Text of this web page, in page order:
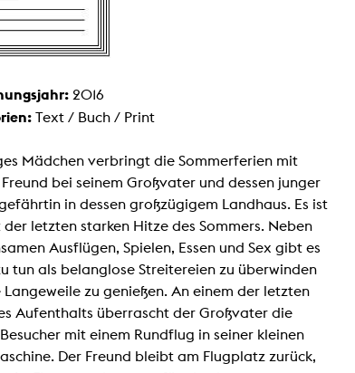
2016
Text / Buch / Print
Mädchen verbringt die Sommerferien mit
bei seinem Großvater und dessen junger
in dessen großzügigem Landhaus. Es ist
der letzten starken Hitze des Sommers. Neben
Ausflügen, Spielen, Essen und Sex gibt es
tun als belanglose Streitereien zu überwinden
Langeweile zu genießen. An einem der letzten
Aufenthalts überrascht der Großvater die
mit einem Rundflug in seiner kleinen
Der Freund bleibt am Flugplatz zurück,
Malerei / Skulptur
Multispecies Storytelling
Videokunst / Performance
und Medienwissenschaften
mit erweitertem Materialbegriff
Studies in Künsten und Wissenschaft
Labore / Studios
Animationsstudio
Aula
Case – Projektraum Fotgrafie
Computer Seminarraum
3-D-Labor
exMedia Lab
Filmstudios
Fotolabor
Grading
Infrastruktur
Elektroniklabor
Kameratechnik